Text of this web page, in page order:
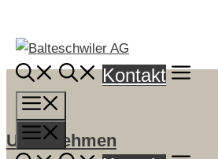
zum
Inhalt
Kontakt
Menü
Unternehmen